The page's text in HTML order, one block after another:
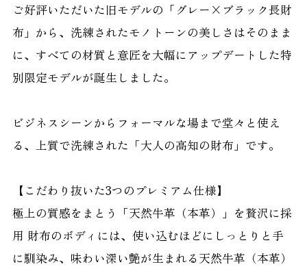
ご好評いただいた旧モデルの「グレー×ブラック長財
布」から、洗練されたモノトーンの美しさはそのまま
に、すべての材質と意匠を大幅にアップデートした特
別限定モデルが誕生しました。
ビジネスシーンからフォーマルな場まで堂々と使え
る、上質で洗練された「大人の高知の財布」です。
【こだわり抜いた3つのプレミアム仕様】
極上の質感をまとう「天然牛革（本革）」を贅沢に採
用 財布のボディには、使い込むほどにしっとりと手
に馴染み、味わい深い艶が生まれる天然牛革（本革）